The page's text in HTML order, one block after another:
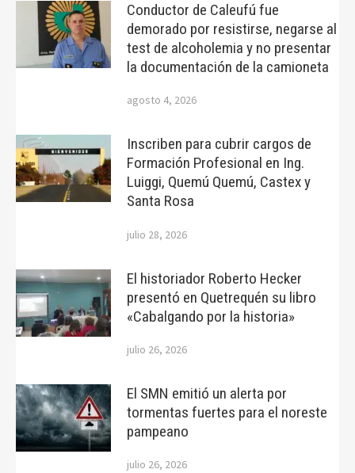
Conductor de Caleufú fue
demorado por resistirse, negarse al
test de alcoholemia y no presentar
la documentación de la camioneta
agosto 4, 2026
Inscriben para cubrir cargos de
Formación Profesional en Ing.
Luiggi, Quemú Quemú, Castex y
Santa Rosa
julio 28, 2026
El historiador Roberto Hecker
presentó en Quetrequén su libro
«Cabalgando por la historia»
julio 26, 2026
El SMN emitió un alerta por
tormentas fuertes para el noreste
pampeano
julio 26, 2026